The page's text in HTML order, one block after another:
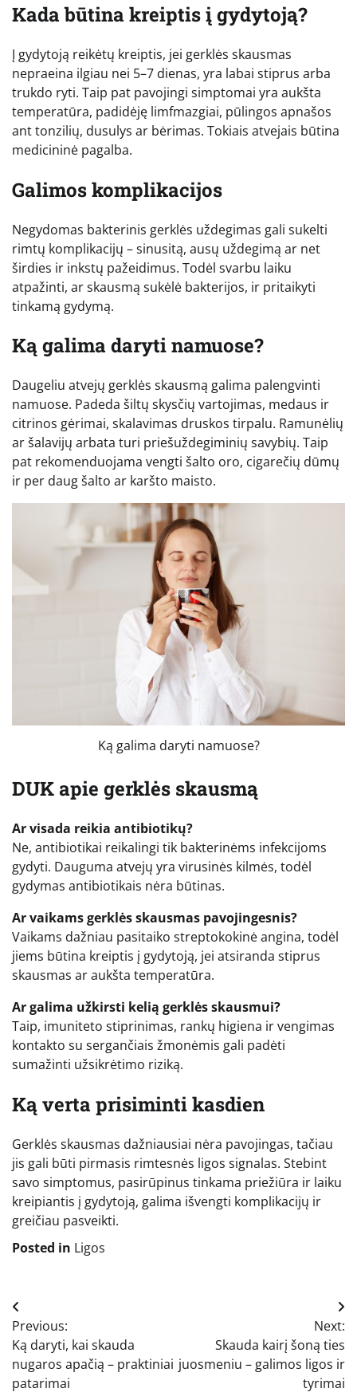
Kada būtina kreiptis į gydytoją?
Į gydytoją reikėtų kreiptis, jei gerklės skausmas
nepraeina ilgiau nei 5–7 dienas, yra labai stiprus arba
trukdo ryti. Taip pat pavojingi simptomai yra aukšta
temperatūra, padidėję limfmazgiai, pūlingos apnašos
ant tonzilių, dusulys ar bėrimas. Tokiais atvejais būtina
medicininė pagalba.
Galimos komplikacijos
Negydomas bakterinis gerklės uždegimas gali sukelti
rimtų komplikacijų – sinusitą, ausų uždegimą ar net
širdies ir inkstų pažeidimus. Todėl svarbu laiku
atpažinti, ar skausmą sukėlė bakterijos, ir pritaikyti
tinkamą gydymą.
Ką galima daryti namuose?
Daugeliu atvejų gerklės skausmą galima palengvinti
namuose. Padeda šiltų skysčių vartojimas, medaus ir
citrinos gėrimai, skalavimas druskos tirpalu. Ramunėlių
ar šalavijų arbata turi priešuždegiminių savybių. Taip
pat rekomenduojama vengti šalto oro, cigarečių dūmų
ir per daug šalto ar karšto maisto.
Ką galima daryti namuose?
DUK apie gerklės skausmą
Ar visada reikia antibiotikų?
Ne, antibiotikai reikalingi tik bakterinėms infekcijoms
gydyti. Dauguma atvejų yra virusinės kilmės, todėl
gydymas antibiotikais nėra būtinas.
Ar vaikams gerklės skausmas pavojingesnis?
Vaikams dažniau pasitaiko streptokokinė angina, todėl
jiems būtina kreiptis į gydytoją, jei atsiranda stiprus
skausmas ar aukšta temperatūra.
Ar galima užkirsti kelią gerklės skausmui?
Taip, imuniteto stiprinimas, rankų higiena ir vengimas
kontakto su sergančiais žmonėmis gali padėti
sumažinti užsikrėtimo riziką.
Ką verta prisiminti kasdien
Gerklės skausmas dažniausiai nėra pavojingas, tačiau
jis gali būti pirmasis rimtesnės ligos signalas. Stebint
savo simptomus, pasirūpinus tinkama priežiūra ir laiku
kreipiantis į gydytoją, galima išvengti komplikacijų ir
greičiau pasveikti.
Posted in Ligos
Navigacija
tarp
įrašų
Previous:
Ką daryti, kai skauda
nugaros apačią – praktiniai
patarimai
Next:
Skauda kairį šoną ties
juosmeniu – galimos ligos ir
tyrimai